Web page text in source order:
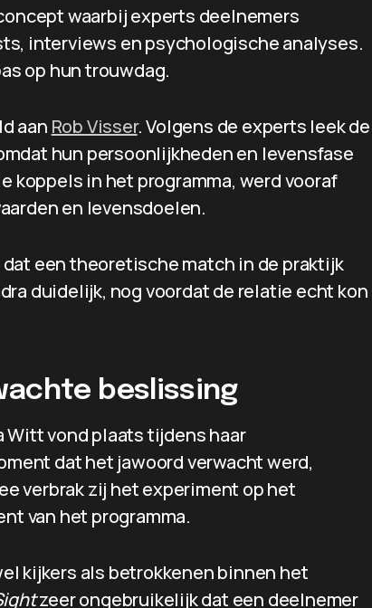
waarbij experts deelnemers
interviews en psychologische analyses.
op hun trouwdag.
aan Rob Visser. Volgens de experts leek de
hun persoonlijkheden en levensfase
koppels in het programma, werd vooraf
en levensdoelen.
een theoretische match in de praktijk
duidelijk, nog voordat de relatie echt kon
beslissing
Witt vond plaats tijdens haar
dat het jawoord verwacht werd,
verbrak zij het experiment op het
van het programma.
kijkers als betrokkenen binnen het
zeer ongebruikelijk dat een deelnemer